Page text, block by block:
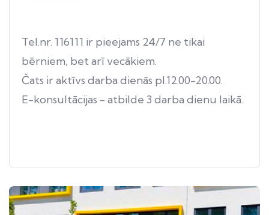
Tel.nr. 116111 ir pieejams 24/7 ne tikai
bērniem, bet arī vecākiem.
Čats ir aktīvs darba dienās pl.12.00-20.00.
E-konsultācijas - atbilde 3 darba dienu laikā.